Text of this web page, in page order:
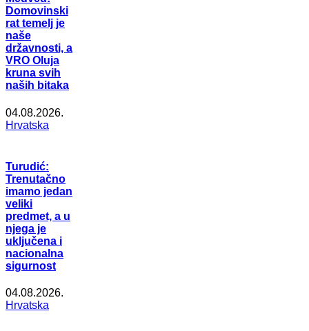
Domovinski
rat temelj je
naše
državnosti, a
VRO Oluja
kruna svih
naših bitaka
04.08.2026.
Hrvatska
Turudić:
Trenutačno
imamo jedan
veliki
predmet, a u
njega je
uključena i
nacionalna
sigurnost
04.08.2026.
Hrvatska